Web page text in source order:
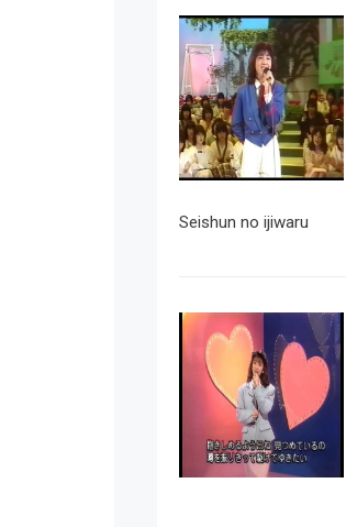
Seishun no ijiwaru